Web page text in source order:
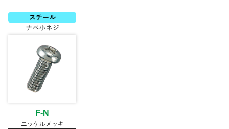
注文・見積りについて
ご利用ガイド
お問い合わせ窓口
会社情報
F-N
ニッケルメッキ